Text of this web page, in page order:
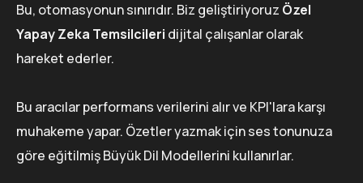
Bu, otomasyonun sınırıdır. Biz geliştiriyoruz Özel
Yapay Zeka Temsilcileri dijital çalışanlar olarak
hareket ederler.
Bu aracılar performans verilerini alır ve KPI'lara karşı
muhakeme yapar. Özetler yazmak için ses tonunuza
göre eğitilmiş Büyük Dil Modellerini kullanırlar.